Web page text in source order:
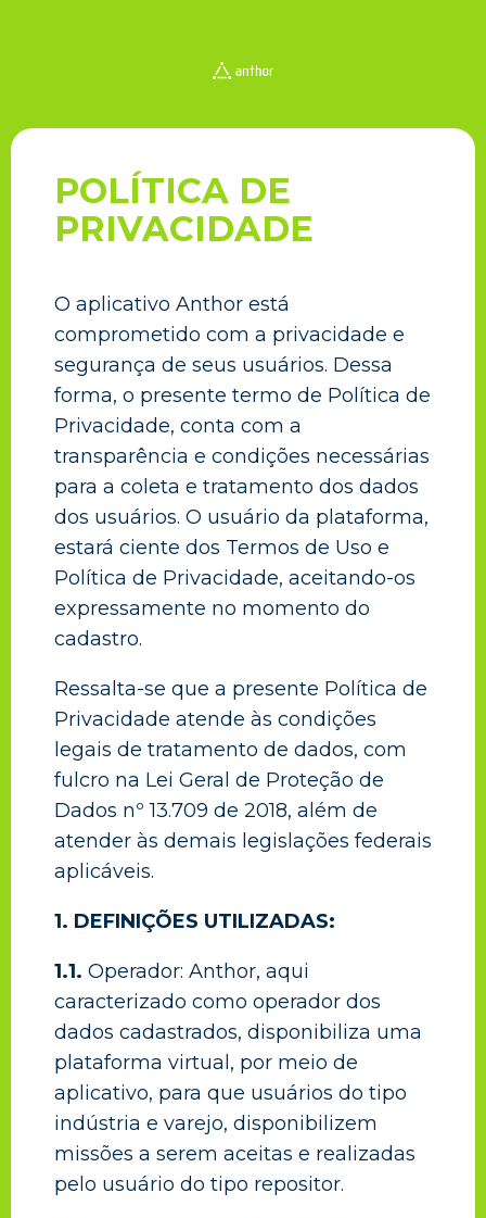
POLÍTICA DE
PRIVACIDADE
O aplicativo Anthor está
comprometido com a privacidade e
segurança de seus usuários. Dessa
forma, o presente termo de Política de
Privacidade, conta com a
transparência e condições necessárias
para a coleta e tratamento dos dados
dos usuários. O usuário da plataforma,
estará ciente dos Termos de Uso e
Política de Privacidade, aceitando-os
expressamente no momento do
cadastro.
Ressalta-se que a presente Política de
Privacidade atende às condições
legais de tratamento de dados, com
fulcro na Lei Geral de Proteção de
Dados nº 13.709 de 2018, além de
atender às demais legislações federais
aplicáveis.
1. DEFINIÇÕES UTILIZADAS:
1.1. Operador: Anthor, aqui
caracterizado como operador dos
dados cadastrados, disponibiliza uma
plataforma virtual, por meio de
aplicativo, para que usuários do tipo
indústria e varejo, disponibilizem
missões a serem aceitas e realizadas
pelo usuário do tipo repositor.